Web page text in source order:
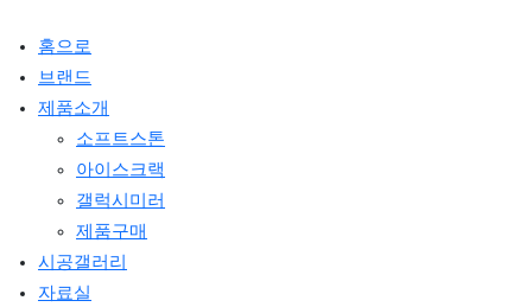
홈으로
브랜드
제품소개
소프트스톤
아이스크랙
갤럭시미러
제품구매
시공갤러리
자료실